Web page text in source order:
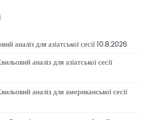
аналіз для азіатської сесії 10.8.2026
аналіз для азіатської сесії
аналіз для американської сесії